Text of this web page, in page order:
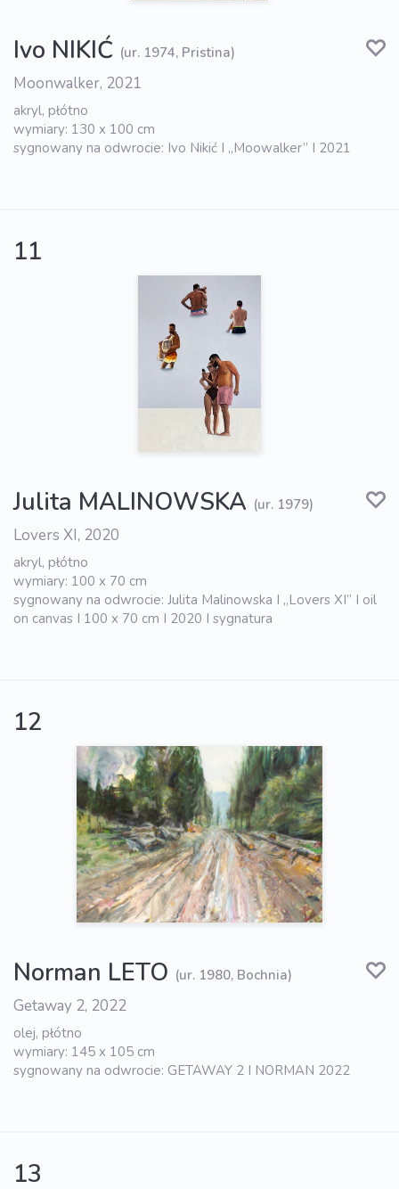
Ivo NIKIĆ (ur. 1974, Pristina)
Moonwalker, 2021
akryl, płótno
wymiary: 130 x 100 cm
sygnowany na odwrocie: Ivo Nikić I „Moowalker” I 2021
11
Julita MALINOWSKA (ur. 1979)
Lovers XI, 2020
akryl, płótno
wymiary: 100 x 70 cm
sygnowany na odwrocie: Julita Malinowska I „Lovers XI” I oil
on canvas I 100 x 70 cm I 2020 I sygnatura
12
Norman LETO (ur. 1980, Bochnia)
Getaway 2, 2022
olej, płótno
wymiary: 145 x 105 cm
sygnowany na odwrocie: GETAWAY 2 I NORMAN 2022
13